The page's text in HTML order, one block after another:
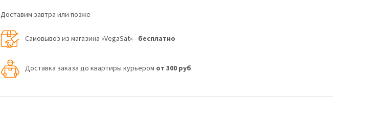
Доставим завтра или позже
Самовывоз из магазина «VegaSat» - бесплатно
Доставка заказа до квартиры курьером от 300 руб.